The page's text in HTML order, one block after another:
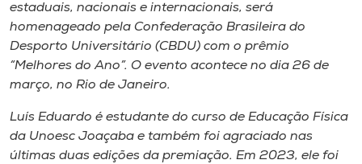
Editora
Rádio
Museu
estaduais, nacionais e internacionais, será
homenageado pela Confederação Brasileira do
Desporto Universitário (CBDU) com o prêmio
“Melhores do Ano”. O evento acontece no dia 26 de
março, no Rio de Janeiro.
Luís Eduardo é estudante do curso de Educação Física
da Unoesc Joaçaba e também foi agraciado nas
últimas duas edições da premiação. Em 2023, ele foi